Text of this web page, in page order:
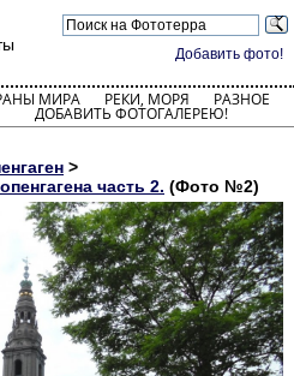
Добавить фото!
МИРА РЕКИ, МОРЯ РАЗНОЕ
ДОБАВИТЬ ФОТОГАЛЕРЕЮ!
>
часть 2. (Фото №2)